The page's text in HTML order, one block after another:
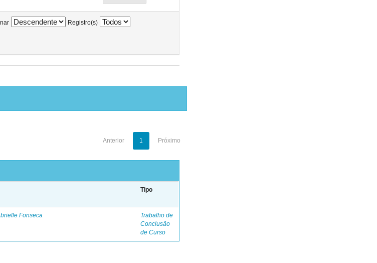
Registro(s)
Anterior 1 Próximo
Tipo
Fonseca
Trabalho de
Conclusão
de Curso